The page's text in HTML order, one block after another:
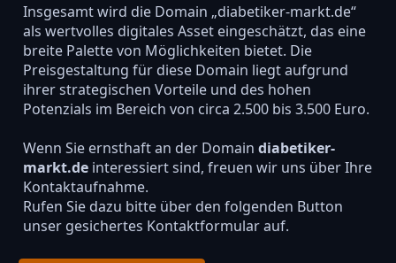
Insgesamt wird die Domain „diabetiker-markt.de“
als wertvolles digitales Asset eingeschätzt, das eine
breite Palette von Möglichkeiten bietet. Die
Preisgestaltung für diese Domain liegt aufgrund
ihrer strategischen Vorteile und des hohen
Potenzials im Bereich von circa 2.500 bis 3.500 Euro.
Wenn Sie ernsthaft an der Domain diabetiker-
markt.deinteressiert sind, freuen wir uns über Ihre
Kontaktaufnahme.
Rufen Sie dazu bitte über den folgenden Button
unser gesichertes Kontaktformular auf.